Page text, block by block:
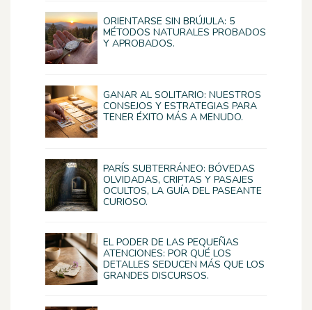
ORIENTARSE SIN BRÚJULA: 5
MÉTODOS NATURALES PROBADOS
Y APROBADOS.
GANAR AL SOLITARIO: NUESTROS
CONSEJOS Y ESTRATEGIAS PARA
TENER ÉXITO MÁS A MENUDO.
PARÍS SUBTERRÁNEO: BÓVEDAS
OLVIDADAS, CRIPTAS Y PASAJES
OCULTOS, LA GUÍA DEL PASEANTE
CURIOSO.
EL PODER DE LAS PEQUEÑAS
ATENCIONES: POR QUÉ LOS
DETALLES SEDUCEN MÁS QUE LOS
GRANDES DISCURSOS.